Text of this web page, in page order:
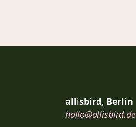
allisbird, Berlin
hallo@allisbird.de